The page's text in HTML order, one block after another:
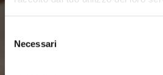
delNecessari
Scopri le altre